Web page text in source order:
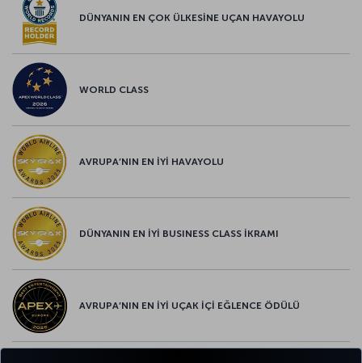
DÜNYANIN EN ÇOK ÜLKESİNE UÇAN HAVAYOLU
WORLD CLASS
AVRUPA’NIN EN İYİ HAVAYOLU
DÜNYANIN EN İYİ BUSINESS CLASS İKRAMI
AVRUPA’NIN EN İYİ UÇAK İÇİ EĞLENCE ÖDÜLÜ